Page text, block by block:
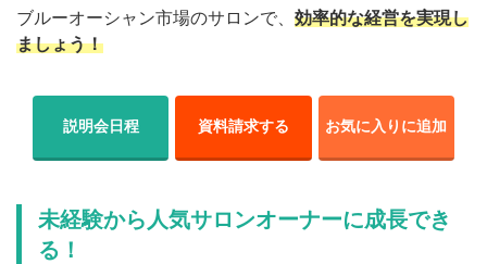
ブルーオーシャン市場のサロンで、 効率的な経営を実現し
ましょう！
説明会日程 資料請求する お気に入りに追加
未経験から人気サロンオーナーに成長でき
る！